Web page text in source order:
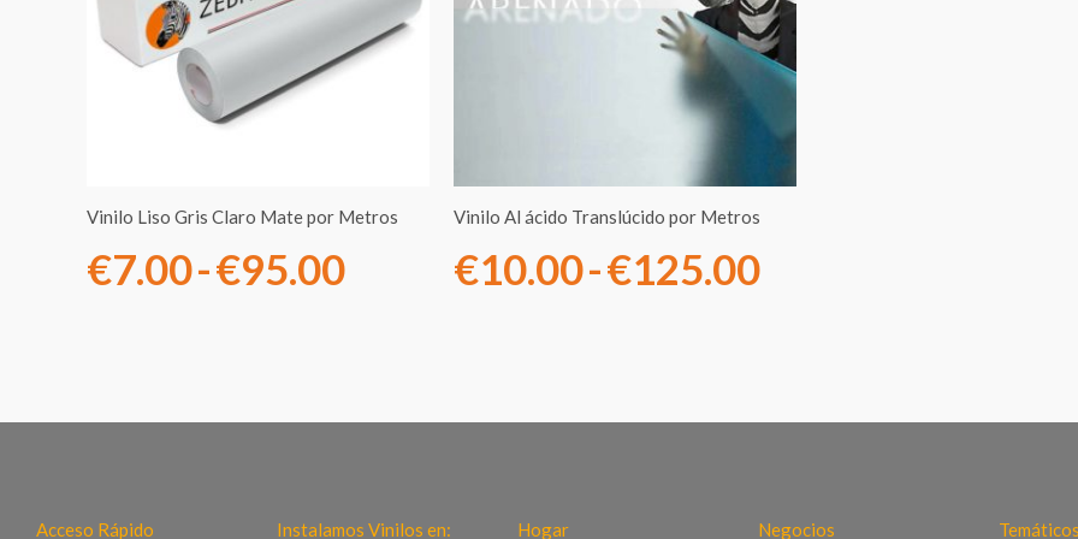
Vinilo Liso Gris Claro Mate por Metros
€7.00-€95.00
desde
€95.00Vinilo Al ácido Translúcido por Metros
€10.00-€125.00
desde
€10.00
hasta
€125.00
Acceso Rápido Instalamos Vinilos en: Hogar Negocios Temáticos